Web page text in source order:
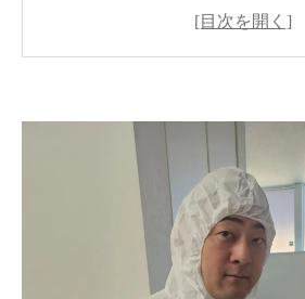
MIST工法®カビバスターズに
カビ発生を未然に防ぐ暮らし
まとめ・お問い合わせ先